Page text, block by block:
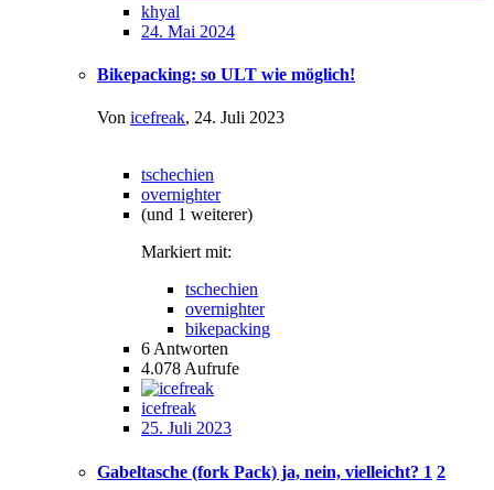
khyal
24. Mai 2024
Bikepacking: so ULT wie möglich!
Von icefreak, 24. Juli 2023
tschechien
overnighter
(und 1 weiterer)
Markiert mit:
tschechien
overnighter
bikepacking
6 Antworten
4.078 Aufrufe
icefreak
25. Juli 2023
Gabeltasche (fork Pack) ja, nein, vielleicht? 1 2